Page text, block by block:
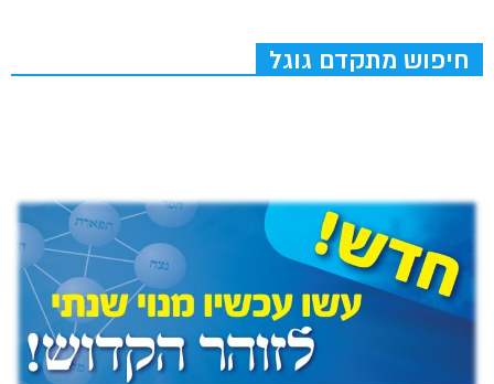
חיפוש מתקדם גוגל